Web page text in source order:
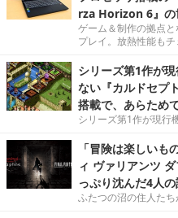
rza Horizon 6』の
ゲーム＆制作の拠点
プレイ。放熱性能もチ
シリーズ第1作が
ない『カルドセプ
搭載で、あらため
シリーズ第1作が現行
「冒険は楽しいも
ィ ヴァリアンツ
っぷり沈んだ4人
ふたつの沼の住人たち